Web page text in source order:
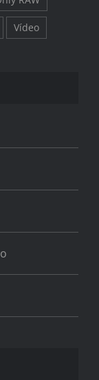
Vídeo